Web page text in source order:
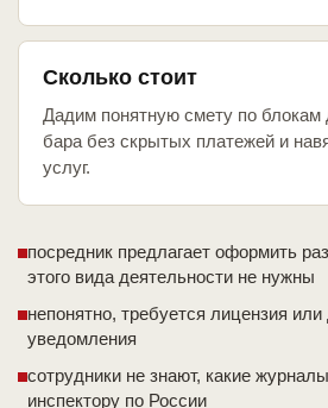
Сколько стоит
Дадим понятную смету по блокам
бара без скрытых платежей и
услуг.
посредник предлагает оформить
этого вида деятельности не нужны
непонятно, требуется лицензия или
уведомления
сотрудники не знают, какие
инспектору по России